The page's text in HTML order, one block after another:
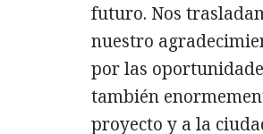
futuro. Nos
nuestro
por las
también
proyecto y a la